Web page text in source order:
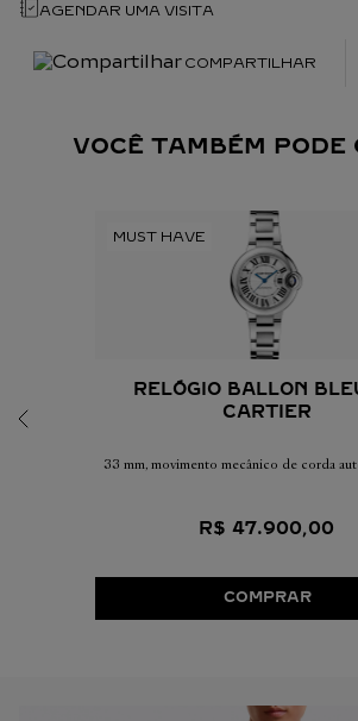
AGENDAR UMA VISITA
COMPARTILHAR
VOCÊ TAMBÉM PODE
RELÓGIO BALLON
CARTIER
33 mm, movimento mecânico de corda
R$ 47.900,00
COMPRAR